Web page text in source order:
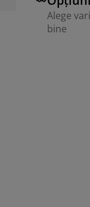
Alege
bine